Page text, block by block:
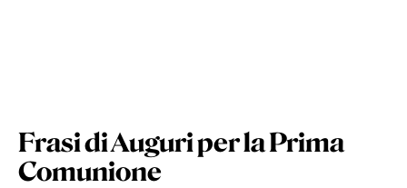
Frasi di Auguri per la Prima
Comunione